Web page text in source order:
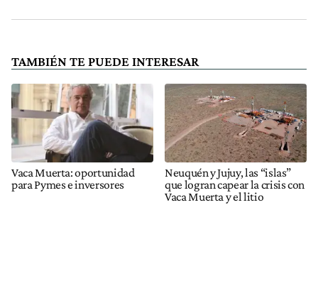
TAMBIÉN TE PUEDE INTERESAR
Vaca Muerta: oportunidad
para Pymes e inversores
Neuquén y Jujuy, las “islas”
que logran capear la crisis con
Vaca Muerta y el litio